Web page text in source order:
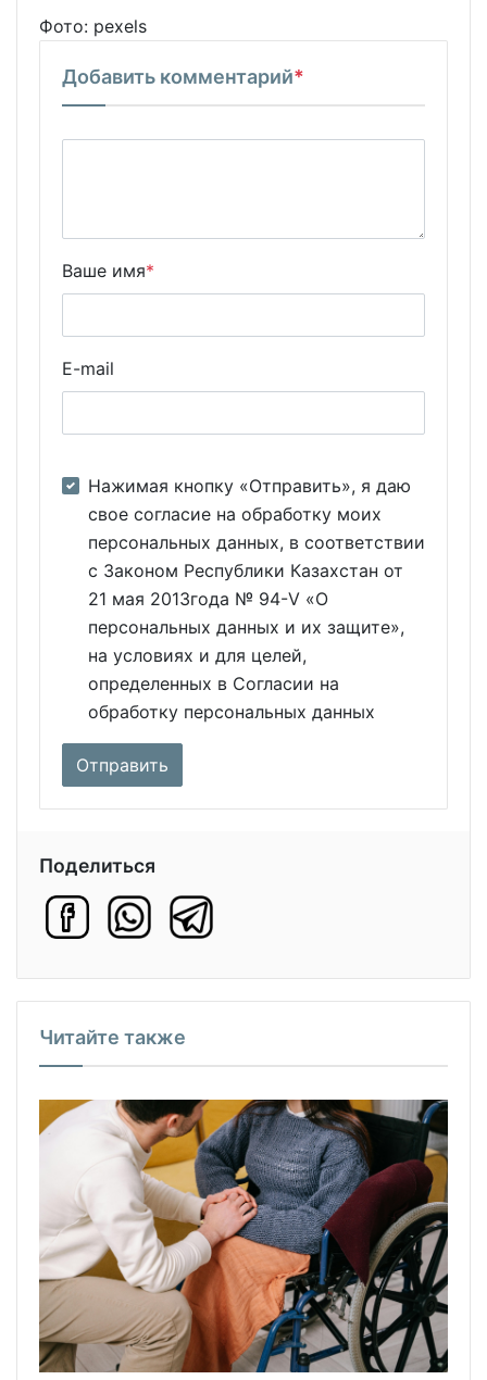
Фото: pexels
Добавить комментарий*
Ваше имя*
E-mail
Нажимая кнопку «Отправить», я даю
свое согласие на обработку моих
персональных данных, в соответствии
с Законом Республики Казахстан от
21 мая 2013года № 94-V «О
персональных данных и их защите»,
на условиях и для целей,
определенных в Согласии на
обработку персональных данных
Поделиться
Читайте также